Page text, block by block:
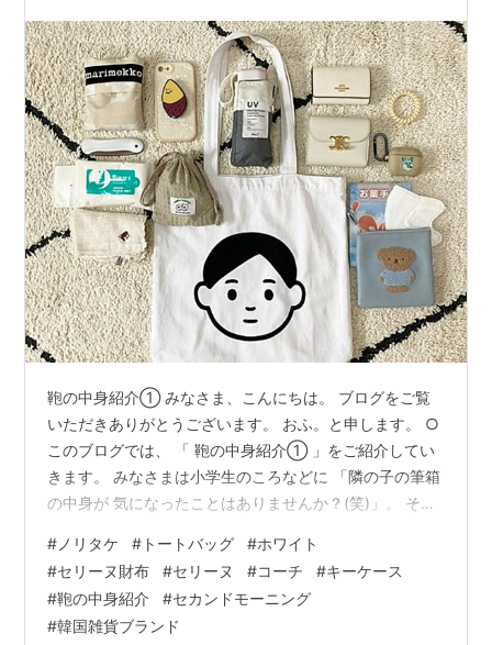
鞄の中身紹介① みなさま、こんにちは。 ブログをご覧
いただきありがとうございます。 おふ。と申します。 ○
このブログでは、 「 鞄の中身紹介① 」をご紹介してい
きます。 みなさまは小学生のころなどに 「隣の子の筆箱
の中身が 気になったことはありませんか？(笑)」。 それ
が、 今でも私は誰かの鞄の中身紹介を 見るのがとても楽
しく思います。 せっかくなので自分も 紹介してみること
にしました。 もし良ければのんびりと みていっていただ
けると嬉しいです。 また、内容が多いので①と②とし
# ノリタケ # トートバッグ #ホワイト
#セリーヌ財布 #セリーヌ #コーチ #キーケース
#鞄の中身紹介 #セカンドモーニング
#韓国雑貨ブランド